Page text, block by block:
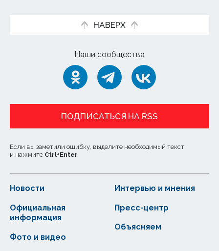
НАВЕРХ
Наши сообщества
ПОДПИСАТЬСЯ НА RSS
Если вы заметили ошибку, выделите необходимый текст
и нажмите Ctrl+Enter
Новости
Официальная
информация
Интервью и мнения
Фото и видео
Пресс-центр
Объясняем